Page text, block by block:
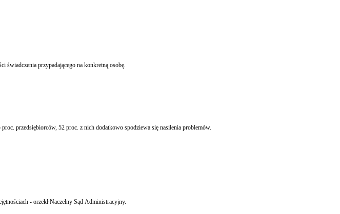
gdy niemożliwym jest skonkretyzowanie odbiorcy świadczenia, jak również, gdy nie można zindywidualizować wartości świadczenia przypadającego na konkretną osobę.
przedsiębiorców, 52 proc. z nich dodatkowo spodziewa się nasilenia problemów.
- orzekł Naczelny Sąd Administracyjny.